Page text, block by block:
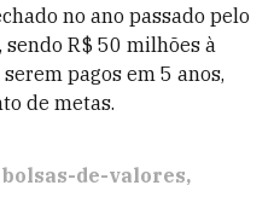
no ano passado pelo
R$ 50 milhões à
pagos em 5 anos,
de metas.
bolsas-de-valores